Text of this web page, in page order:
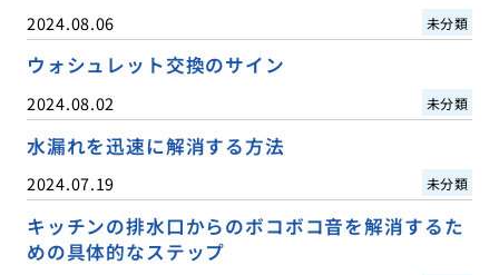
2024.08.06 未分類
ウォシュレット交換のサイン
2024.08.02 未分類
水漏れを迅速に解消する方法
2024.07.19 未分類
キッチンの排水口からのボコボコ音を解消するた
めの具体的なステップ